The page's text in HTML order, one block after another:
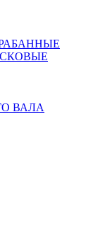
ВАЛА